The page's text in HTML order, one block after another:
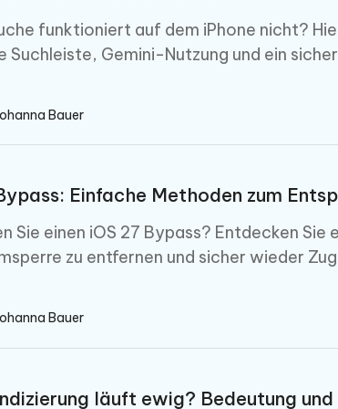
Dateien auf Mac
Android Fake GPS APP
ohne PC ändern
iCareFone Transfer
Whatsapp Chat
Pro APP
mit KI bereinigen
KI Bypass
in menschenähnliche Inhalte
funktioniert auf dem iPhone nicht?
Suchleiste, Gemini-Nutzung und ein
Bauer
Einfache Methoden zum
Sie einen iOS 27 Bypass? Entdecken
zu entfernen und sicher wieder
Bauer
läuft ewig? Bedeutung und